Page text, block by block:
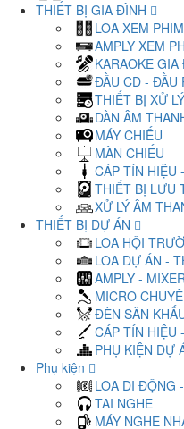
THIẾT BỊ GIA ĐÌNH
LOA XEM
AMPLY XEM
KARAOKE
ĐẦU CD - ĐẦU
THIẾT BỊ XỬ
DÀN ÂM
MÁY CHIẾU
MÀN CHIẾU
CÁP TÍN HIỆU
THIẾT BỊ LƯU
XỬ LÝ ÂM
THIẾT BỊ DỰ ÁN
LOA HỘI
LOA DỰ ÁN -
AMPLY -
MICRO
ĐÈN SÂN
CÁP TÍN HIỆU
PHỤ KIỆN DỰ
Phụ kiện
LOA DI ĐỘNG
TAI NGHE
MÁY NGHE